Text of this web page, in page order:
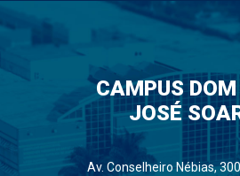
CAMPUS
JOSÉ
Av. Conselheiro Nébias,